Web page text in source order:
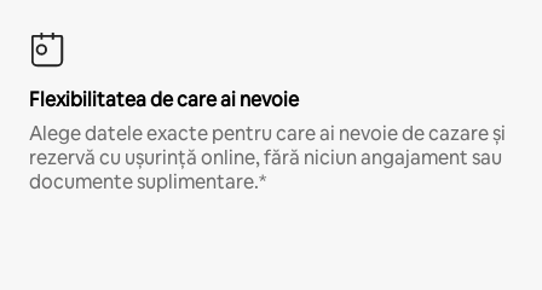
Flexibilitatea de care ai nevoie
Alege datele exacte pentru care ai nevoie de cazare și
rezervă cu ușurință online, fără niciun angajament sau
documente suplimentare.*